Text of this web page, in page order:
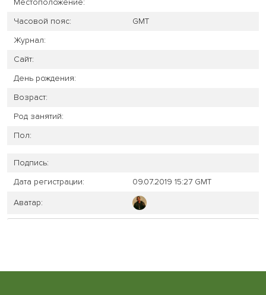
Местоположение:
Часовой пояс:
GMT
Журнал:
Сайт:
День рождения:
Возраст:
Род занятий:
Пол:
Подпись:
Дата регистрации:
09.07.2019 15:27 GMT
Аватар: